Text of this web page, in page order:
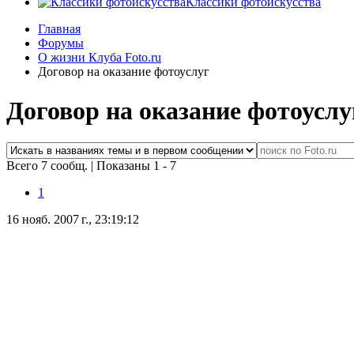
Главная
Форумы
О жизни Клуба Foto.ru
Договор на оказание фотоуслуг
Договор на оказание
Всего 7 сообщ. | Показаны 1 - 7
1
16 нояб. 2007 г., 23:19:12